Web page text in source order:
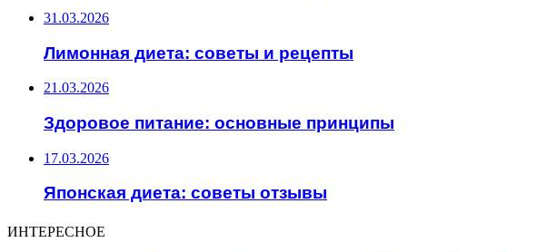
31.03.2026
Лимонная диета: советы и рецепты
21.03.2026
Здоровое питание: основные принципы
17.03.2026
Японская диета: советы отзывы
ИНТЕРЕСНОЕ